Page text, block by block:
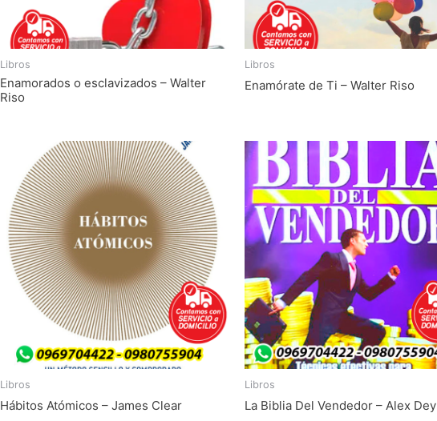
Libros
Enamorados o esclavizados – Walter
Riso
Libros
Enamórate de Ti – Walter Riso
Libros
Hábitos Atómicos – James Clear
Libros
La Biblia Del Vendedor – Alex Dey